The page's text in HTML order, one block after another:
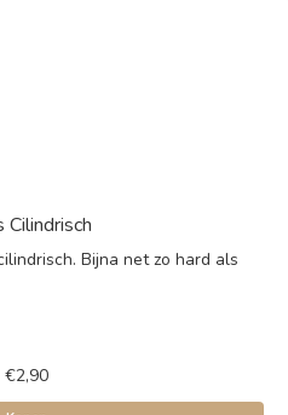
Cilindrisch
Bijna net zo hard als
€2,90